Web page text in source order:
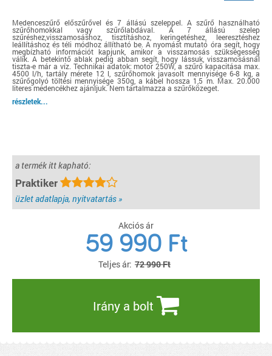
Medenceszűrő előszűrővel és 7 állású szeleppel. A szűrő használható
szűrőhomokkal vagy szűrőlabdával. A 7 állású szelep
szűréshez,visszamosáshoz, tisztításhoz, keringetéshez, leeresztéshez
leállításhoz és téli módhoz állítható be. A nyomást mutató óra segít, hogy
megbízható információt kapjunk, amikor a visszamosás szükségesség
válik. A betekintő ablak pedig abban segít, hogy lássuk, visszamosásnál
tiszta-e már a víz. Technikai adatok: motor 250W, a szűrő kapacitása max.
4500 l/h, tartály mérete 12 l, szűrőhomok javasolt mennyisége 6-8 kg, a
szűrőgolyó töltési mennyisége 350g, a kábel hossza 1,5 m. Max. 20.000
literes medencékhez ajánljuk. Nem tartalmazza a szűrőközeget.
részletek...
a termék itt kapható:
Praktiker
üzlet adatlapja, nyitvatartás »
Akciós ár
59 990 Ft
Teljes ár: 72 990 Ft
Irány a bolt